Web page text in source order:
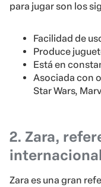
para jugar son los
Facilidad de
Produce
Está en
Asociada con
Star Wars,
2. Zara,
internacional
Zara es una gran